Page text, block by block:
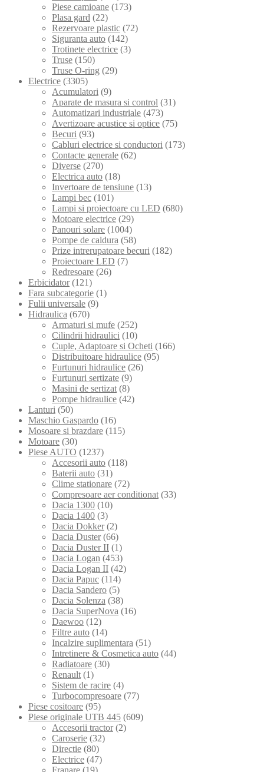
Piese camioane (173)
Plasa gard (22)
Rezervoare plastic (72)
Siguranta auto (142)
Trotinete electrice (3)
Truse (150)
Truse O-ring (29)
Electrice (3305)
Acumulatori (9)
Aparate de masura si control (31)
Automatizari industriale (473)
Avertizoare acustice si optice (75)
Becuri (93)
Cabluri electrice si conductori (173)
Contacte generale (62)
Diverse (270)
Electrica auto (18)
Invertoare de tensiune (13)
Lampi bec (101)
Lampi si proiectoare cu LED (680)
Motoare electrice (29)
Panouri solare (1004)
Pompe de caldura (58)
Prize intrerupatoare becuri (182)
Proiectoare LED (7)
Redresoare (26)
Erbicidator (121)
Fara subcategorie (1)
Fulii universale (9)
Hidraulica (670)
Armaturi si mufe (252)
Cilindrii hidraulici (10)
Cuple, Adaptoare si Ocheti (166)
Distribuitoare hidraulice (95)
Furtunuri hidraulice (26)
Furtunuri sertizate (9)
Masini de sertizat (8)
Pompe hidraulice (42)
Lanturi (50)
Maschio Gaspardo (16)
Mosoare si brazdare (115)
Motoare (30)
Piese AUTO (1237)
Accesorii auto (118)
Baterii auto (31)
Clime stationare (72)
Compresoare aer conditionat (33)
Dacia 1300 (10)
Dacia 1400 (3)
Dacia Dokker (2)
Dacia Duster (66)
Dacia Duster II (1)
Dacia Logan (453)
Dacia Logan II (42)
Dacia Papuc (114)
Dacia Sandero (5)
Dacia Solenza (38)
Dacia SuperNova (16)
Daewoo (12)
Filtre auto (14)
Incalzire suplimentara (51)
Intretinere & Cosmetica auto (44)
Radiatoare (30)
Renault (1)
Sistem de racire (4)
Turbocompresoare (77)
Piese cositoare (95)
Piese originale UTB 445 (609)
Accesorii tractor (2)
Caroserie (32)
Directie (80)
Electrice (47)
Franare (19)